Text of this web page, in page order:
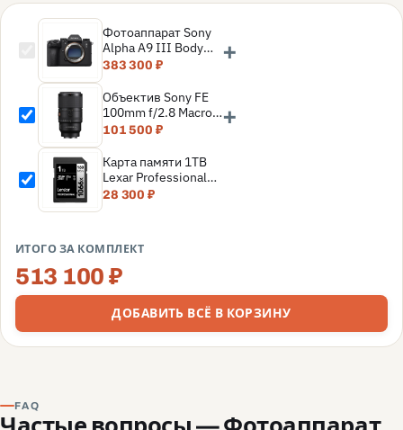
Фотоаппарат Sony
Alpha A9 III Body
(ILCE-9M3), Черный
383 300 ₽
+
Объектив Sony FE
100mm f/2.8 Macro
GM, черный
101 500 ₽
+
Карта памяти 1TB
Lexar Professional
SDXC UHS-I
BNNNG)
28 300 ₽
ИТОГО ЗА КОМПЛЕКТ
513 100 ₽
ДОБАВИТЬ ВСЁ В КОРЗИНУ
FAQ